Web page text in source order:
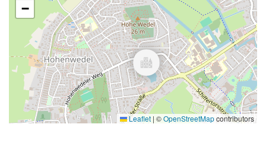
−
Leaflet | ©OpenStreetMapcontributors